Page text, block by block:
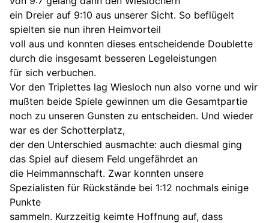
ein Dreier auf 9:10 aus unserer Sicht. So beflügelt
spielten sie nun ihren Heimvorteil
voll aus und konnten dieses entscheidende Doublette
durch die insgesamt besseren Legeleistungen
für sich verbuchen.
Vor den Triplettes lag Wiesloch nun also vorne und wir
mußten beide Spiele gewinnen um die Gesamtpartie
noch zu unseren Gunsten zu entscheiden. Und wieder
war es der Schotterplatz,
der den Unterschied ausmachte: auch diesmal ging
das Spiel auf diesem Feld ungefährdet an
die Heimmannschaft. Zwar konnten unsere
Spezialisten für Rückstände bei 1:12 nochmals einige
Punkte
sammeln. Kurzzeitig keimte Hoffnung auf, dass